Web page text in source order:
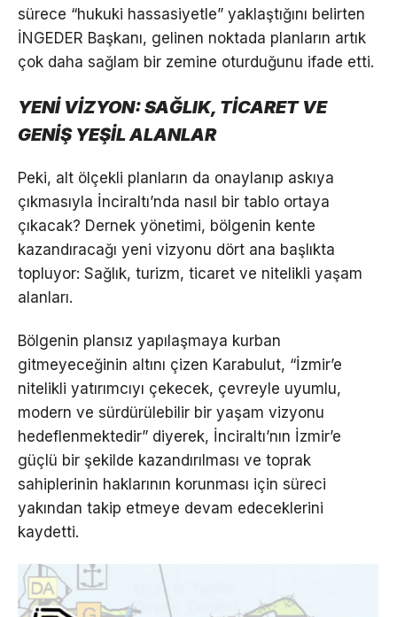
sürece “hukuki hassasiyetle” yaklaştığını belirten
İNGEDER Başkanı, gelinen noktada planların artık
çok daha sağlam bir zemine oturduğunu ifade etti.
YENİ VİZYON: SAĞLIK, TİCARET VE
GENİŞ YEŞİL ALANLAR
Peki, alt ölçekli planların da onaylanıp askıya
çıkmasıyla İnciraltı’nda nasıl bir tablo ortaya
çıkacak? Dernek yönetimi, bölgenin kente
kazandıracağı yeni vizyonu dört ana başlıkta
topluyor: Sağlık, turizm, ticaret ve nitelikli yaşam
alanları.
Bölgenin plansız yapılaşmaya kurban
gitmeyeceğinin altını çizen Karabulut, “İzmir’e
nitelikli yatırımcıyı çekecek, çevreyle uyumlu,
modern ve sürdürülebilir bir yaşam vizyonu
hedeflenmektedir” diyerek, İnciraltı’nın İzmir’e
güçlü bir şekilde kazandırılması ve toprak
sahiplerinin haklarının korunması için süreci
yakından takip etmeye devam edeceklerini
kaydetti.